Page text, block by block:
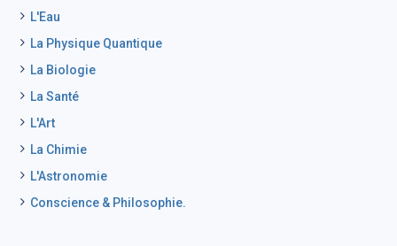
L'Eau
La Physique Quantique
La Biologie
La Santé
L'Art
La Chimie
L'Astronomie
Conscience & Philosophie.